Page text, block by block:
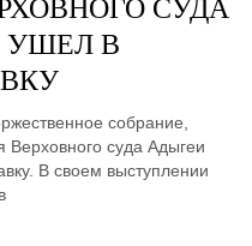
СУДА
УШЕЛ В
собрание,
Верховного суда Адыгеи
В своем выступлении